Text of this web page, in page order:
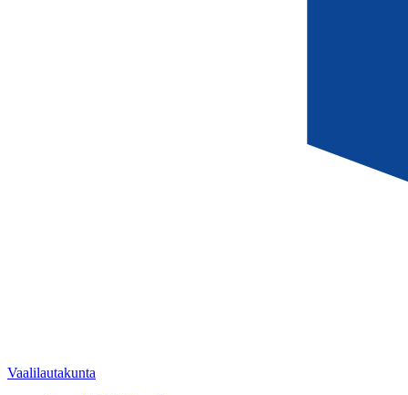
Vaalilautakunta